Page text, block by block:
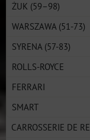
ŻUK (59–98)
WARSZAWA (51-73)
SYRENA (57-83)
ROLLS-ROYCE
FERRARI
SMART
CARROSSERIE DE